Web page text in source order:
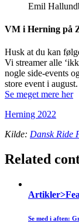
Emil
VM i Herning på
Husk at du kan
Vi streamer alle
nogle side-events
store event i august.
Se meget mere her
Herning 2022
Kilde: Dansk Ride
Related
Se med i aften: